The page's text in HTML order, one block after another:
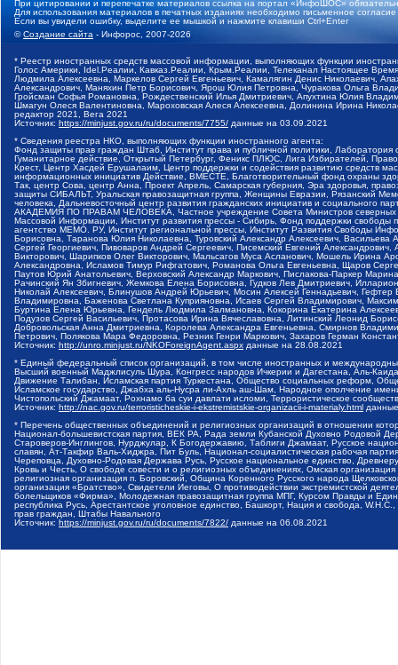
При цитировании и перепечатке материалов ссылка на портал «ИнфоШОС»
Для использования материалов в печатных изданиях необходимо письменное
Если вы увидели ошибку, выделите ее мышкой и нажмите клавиши Ctrl+Enter
©Создание сайта - Инфорос, 2007-2026
* Реестр иностранных средств массовой информации, выполняющих функции
Голос Америки, Idel.Реалии, Кавказ.Реалии, Крым.Реалии, Телеканал Настоящее
Людмила Алексеевна, Маркелов Сергей Евгеньевич, Камалягин Денис Николаевич,
Александрович, Маняхин Петр Борисович, Ярош Юлия Петровна, Чуракова Ольга
Гройсман Софья Романовна, Рождественский Илья Дмитриевич, Апухтина Юлия
Шмагун Олеся Валентиновна, Мароховская Алеся Алексеевна, Долинина Ирина
редактор 2021, Вега 2021
Источник: https://minjust.gov.ru/ru/documents/7755/ данные на 03.09.2021
* Сведения реестра НКО, выполняющих функции иностранного агента:
Фонд защиты прав граждан Штаб, Институт права и публичной политики,
Гуманитарное действие, Открытый Петербург, Феникс ПЛЮС, Лига Избирателей,
Крест, Центр Хасдей Ерушалаим, Центр поддержки и содействия развитию средств
информационных инициатив Действие, ВМЕСТЕ, Благотворительный фонд охраны
Так, центр Сова, центр Анна, Проект Апрель, Самарская губерния, Эра здоровья,
защиты СИБАЛЬТ, Уральская правозащитная группа, Женщины Евразии, Рязанский
человека, Дальневосточный центр развития гражданских инициатив и социального
АКАДЕМИЯ ПО ПРАВАМ ЧЕЛОВЕКА, Частное учреждение Совета Министров северных
Массовой Информации, Институт развития прессы - Сибирь, Фонд поддержки
агентство МЕМО. РУ, Институт региональной прессы, Институт Развития Свободы
Борисовна, Таранова Юлия Николаевна, Туровский Александр Алексеевич,
Сергей Георгиевич, Пивоваров Андрей Сергеевич, Писемский Евгений
Викторович, Шарипков Олег Викторович, Мальсагов Муса Асланович, Мошель Ирина
Александровна, Исламов Тимур Рифгатович, Романова Ольга Евгеньевна, Щаров
Паутов Юрий Анатольевич, Верховский Александр Маркович, Пислакова-Паркер
Рачинский Ян Збигневич, Жемкова Елена Борисовна, Гудков Лев Дмитриевич,
Николай Алексеевич, Блинушов Андрей Юрьевич, Мосин Алексей Геннадьевич,
Владимировна, Баженова Светлана Куприяновна, Исаев Сергей Владимирович,
Буртина Елена Юрьевна, Гендель Людмила Залмановна, Кокорина Екатерина
Подузов Сергей Васильевич, Протасова Ирина Вячеславовна, Литинский Леонид
Добровольская Анна Дмитриевна, Королева Александра Евгеньевна, Смирнов
Петрович, Полякова Мара Федоровна, Резник Генри Маркович, Захаров Герман
Источник: http://unro.minjust.ru/NKOForeignAgent.aspx данные на 28.08.2021
* Единый федеральный список организаций, в том числе иностранных и
Высший военный Маджлисуль Шура, Конгресс народов Ичкерии и Дагестана, Аль-
Движение Талибан, Исламская партия Туркестана, Общество социальных реформ,
Исламское государство, Джабха аль-Нусра ли-Ахль аш-Шам, Народное ополчение
Чистопольский Джамаат, Рохнамо ба суи давлати исломи, Террористическое
Источник: http://nac.gov.ru/terroristicheskie-i-ekstremistskie-organizacii-i-materialy.html
* Перечень общественных объединений и религиозных организаций в отношении
Национал-большевистская партия, ВЕК РА, Рада земли Кубанской Духовно Родовой
Староверов-Инглингов, Нурджулар, К Богодержавию, Таблиги Джамаат, Русское
славян, Ат-Такфир Валь-Хиджра, Пит Буль, Национал-социалистическая рабочая
Череповца, Духовно-Родовая Держава Русь, Русское национальное единство,
Кровь и Честь, О свободе совести и о религиозных объединениях, Омская
религиозная организация п. Боровский, Община Коренного Русского народа
организация «Братство», Свидетели Иеговы, О противодействии экстремистской
болельщиков «Фирма», Молодежная правозащитная группа МПГ, Курсом Правды и
республика Русь, Арестантское уголовное единство, Башкорт, Нация и свобода,
прав граждан, Штабы Навального
Источник: https://minjust.gov.ru/ru/documents/7822/ данные на 06.08.2021